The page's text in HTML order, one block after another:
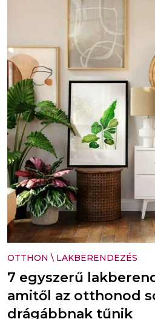
OTTHON \ LAKBERENDEZÉS
7 egyszerű
amitől az otthonod
drágábbnak tűnik